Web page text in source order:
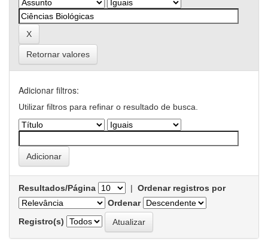
Retornar valores
Adicionar filtros:
Utilizar filtros para refinar o resultado de busca.
Resultados/Página | Ordenar registros por
Ordenar
Registro(s)